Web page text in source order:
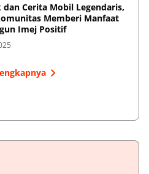
dan Cerita Mobil Legendaris,
Memberi Manfaat
Imej Positif